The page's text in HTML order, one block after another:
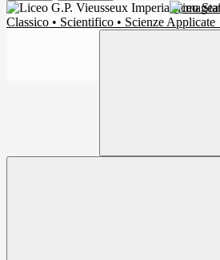
Liceo
Classico • Scientifico • Scienze Applicate